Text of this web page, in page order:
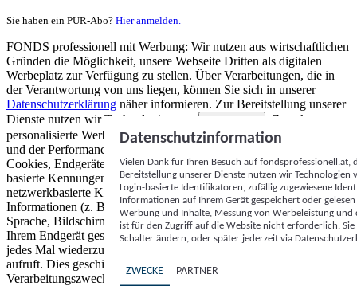
Sie haben ein PUR-Abo? Hier anmelden.
FONDS professionell mit Werbung: Wir nutzen aus wirtschaftlichen
Gründen die Möglichkeit, unsere Webseite Dritten als digitalen
Werbeplatz zur Verfügung zu stellen. Über Verarbeitungen, die in
der Verantwortung von uns liegen, können Sie sich in unserer
Datenschutzerklärung näher informieren. Zur Bereitstellung unserer
Dienste nutzen wir Technologien von
Partnern (5)
. Zwecke:
personalisierte Werbung und Inhalte, Messung von Werbeleistung
und der Performance von Inhalten sowie Zielgruppenforschung.
Cookies, Endgeräte- oder ähnliche Online-Kennungen (z. B. login-
basierte Kennungen, zufällig generierte Kennungen,
netzwerkbasierte Kennungen) können zusammen mit anderen
Informationen (z. B. Browsertyp und Browserinformationen,
Sprache, Bildschirmgröße, unterstützte Technologien usw.) auf
Ihrem Endgerät gespeichert oder von dort ausgelesen werden, um es
jedes Mal wiederzuerkennen, wenn es eine App oder einer Webseite
aufruft. Dies geschieht für einen oder mehrere der hier aufgeführten
Verarbeitungszwecke.
Datenschutzinformation
Vielen Dank für Ihren Besuch auf
Bereitstellung unserer Dienste nutzen wir Technologien
Login-basierte Identifikatoren, zufällig zugewiesene
Informationen auf Ihrem Gerät gespeichert oder
Werbung und Inhalte, Messung von Werbeleistung
ist für den Zugriff auf die Website nicht erforderlich.
Schalter ändern, oder später jederzeit via
ZWECKE PARTNER